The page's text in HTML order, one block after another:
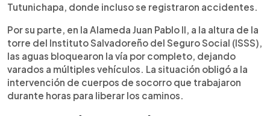
Tutunichapa, donde incluso se registraron accidentes.
Por su parte, en la Alameda Juan Pablo II, a la altura de la
torre del Instituto Salvadoreño del Seguro Social (ISSS),
las aguas bloquearon la vía por completo, dejando
varados a múltiples vehículos. La situación obligó a la
intervención de cuerpos de socorro que trabajaron
durante horas para liberar los caminos.